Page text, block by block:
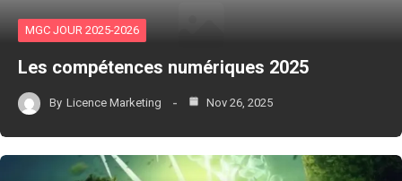
MGC JOUR 2025-2026
Les compétences numériques 2025
By Licence Marketing Nov 26, 2025